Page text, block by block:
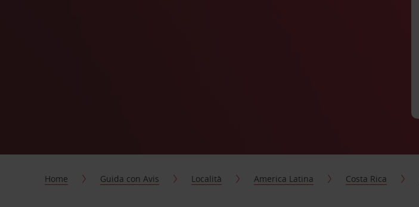
Home Guida con Avis Località America Latina Costa Rica